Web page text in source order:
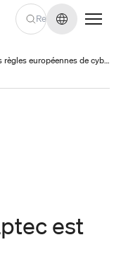
Changer
Nouvelles règles européennes de cybersécurité : Zaptec est prêt !
est